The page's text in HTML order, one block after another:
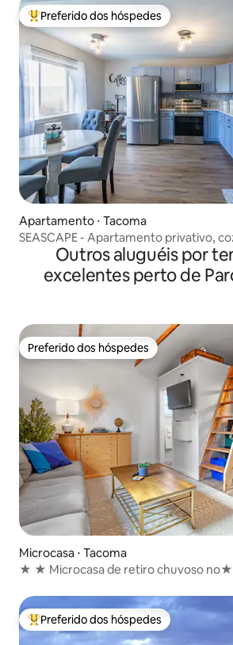
Entre os melhores preferidos dos
Preferido dos hóspedes
Apartamento ⋅ Tacoma
SEASCAPE - Apartamento privativo,
completa/lavanderia
Outros aluguéis por
excelentes perto de
Preferido dos hóspedes
Preferido dos hóspedes
Microcasa ⋅ Tacoma
★ ★ Microcasa de retiro chuvoso no★
Entre os melhores preferidos dos
Preferido dos hóspedes